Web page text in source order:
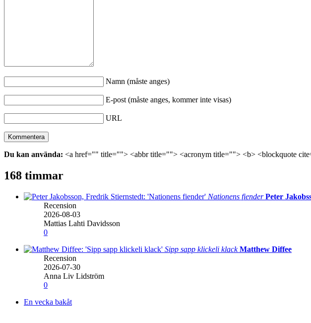
Namn (måste anges)
E-post (måste anges, kommer inte visas)
URL
Du kan använda: <a href="" title=""> <abbr title=""> <acronym title=""> <b> <blockquote
168 timmar
Nationens fiender Peter
Recension
2026-08-03
Mattias Lahti Davidsson
0
Sipp sapp klickeli klack Matthew Diffee
Recension
2026-07-30
Anna Liv Lidström
0
En vecka bakåt